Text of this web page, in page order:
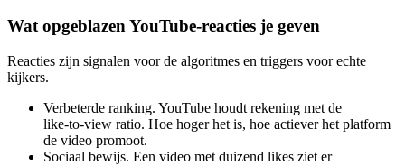
Wat opgeblazen YouTube-reacties je geven
Reacties zijn signalen voor de algoritmes en triggers voor echte
kijkers.
Verbeterde ranking. YouTube houdt rekening met de
like‑to‑view ratio. Hoe hoger het is, hoe actiever het platform
de video promoot.
Sociaal bewijs. Een video met duizend likes ziet er